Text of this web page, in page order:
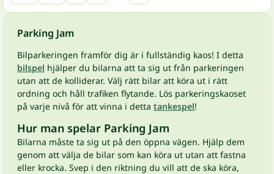
Parking Jam
Bilparkeringen framför dig är i fullständig kaos! I detta
bilspel hjälper du bilarna att ta sig ut från parkeringen
utan att de kolliderar. Välj rätt bilar att köra ut i rätt
ordning och håll trafiken flytande. Lös parkeringskaoset
på varje nivå för att vinna i detta tankespel!
Hur man spelar Parking Jam
Bilarna måste ta sig ut på den öppna vägen. Hjälp dem
genom att välja de bilar som kan köra ut utan att fastna
eller krocka. Svep i den riktning du vill att de ska köra,